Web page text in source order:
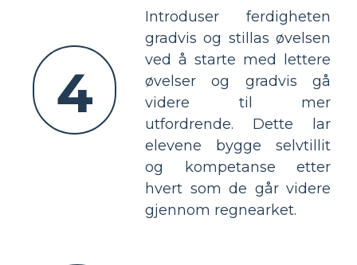
4
Introduser ferdigheten
gradvis og stillas øvelsen
ved å starte med lettere
øvelser og gradvis gå
videre til mer
utfordrende. Dette lar
elevene bygge selvtillit
og kompetanse etter
hvert som de går videre
gjennom regnearket.